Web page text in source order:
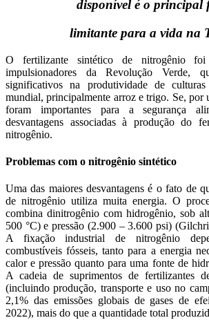
disponível é o principal
limitante para a vida na
O fertilizante sintético de nitrogênio
impulsionadores da Revolução Verde,
significativos na produtividade de
mundial, principalmente arroz e trigo. Se, por
foram importantes para a segurança
desvantagens associadas à produção do
nitrogênio.
Problemas com o nitrogênio sintético
Uma das maiores desvantagens é o fato de
de nitrogênio utiliza muita energia. O
combina dinitrogênio com hidrogênio, sob
500 °C) e pressão (2.900 – 3.600 psi)
A fixação industrial de nitrogênio
combustíveis fósseis, tanto para a energia
calor e pressão quanto para uma fonte de
A cadeia de suprimentos de fertilizantes
(incluindo produção, transporte e uso no
2,1% das emissões globais de gases de
2022), mais do que a quantidade total